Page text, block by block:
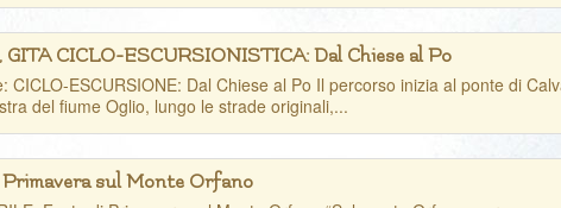
GITA CICLO-ESCURSIONISTICA: Dal Chiese al Po
CICLO-ESCURSIONE: Dal Chiese al Po Il percorso inizia al ponte di
del fiume Oglio, lungo le strade originali,...
sul Monte Orfano